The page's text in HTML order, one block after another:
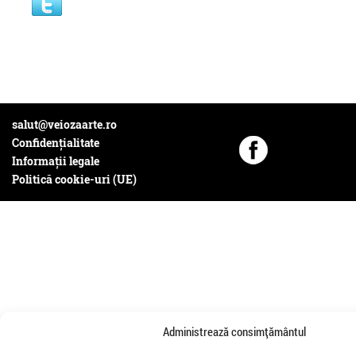
Administrează consimțământul
salut@veiozaarte.ro
Confidențialitate
Informații legale
Politică cookie-uri (UE)